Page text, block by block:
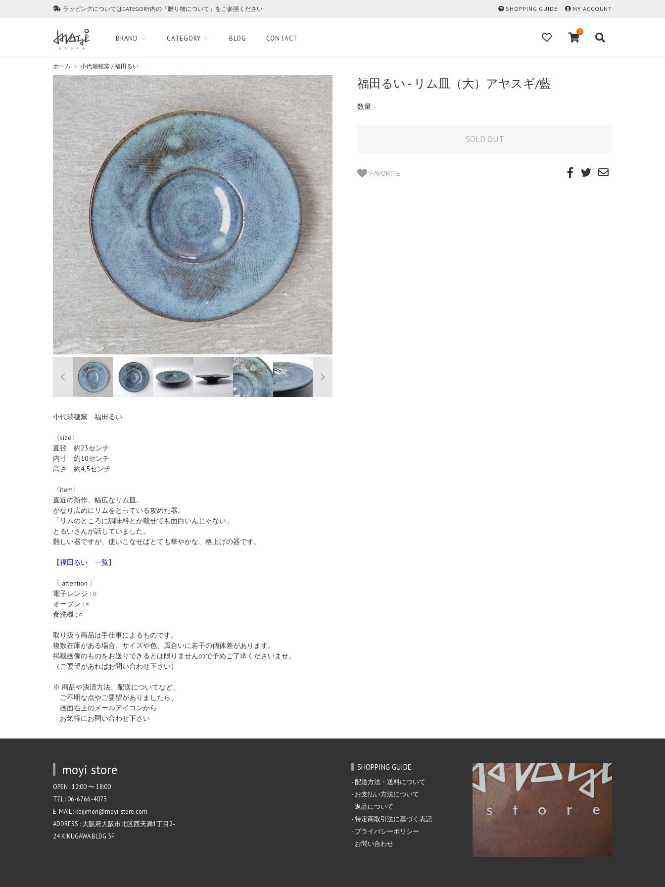
ラッピングについてはCATEGORY内の「贈り物について」をご参照ください SHOPPING GUIDE MY ACCOUNT
BRAND CATEGORY BLOG CONTACT
0
ホーム 小代瑞穂窯 / 福田るい
福田るい - リム皿（大）アヤスギ/藍
数量 -
FAVORITE
小代瑞穂窯 福田るい
〈size〉
直径 約23センチ
内寸 約10センチ
高さ 約4,5センチ
〈item〉
直近の新作、幅広なリム皿。
かなり広めにリムをとっている攻めた器。
「リムのところに調味料とか載せても面白いんじゃない」
とるいさんが話していました。
難しい器ですが、使いこなせばとても華やかな、格上げの器です。
【福田るい 一覧】
〈 attention 〉
電子レンジ : ○
オーブン : ×
食洗機 : ○
取り扱う商品は手仕事によるものです。
複数在庫がある場合、サイズや色、風合いに若干の個体差があります。
掲載画像のものをお送りできるとは限りませんので予めご了承くださいませ。
（ご要望があればお問い合わせ下さい）
※ 商品や決済方法、配送についてなど、
ご不明な点やご要望がありましたら、
画面右上のメールアイコンから
お気軽にお問い合わせ下さい
moyi store
OPEN : 12:00 〜 18:00
TEL : 06-6766-4073
E-MAIL : keijimori@moyi-store.com
ADDRESS : 大阪府大阪市北区西天満1丁目2-
24 KIKUGAWA BLDG 3F
SHOPPING GUIDE
配送方法・送料について
お支払い方法について
返品について
特定商取引法に基づく表記
プライバシーポリシー
お問い合わせ